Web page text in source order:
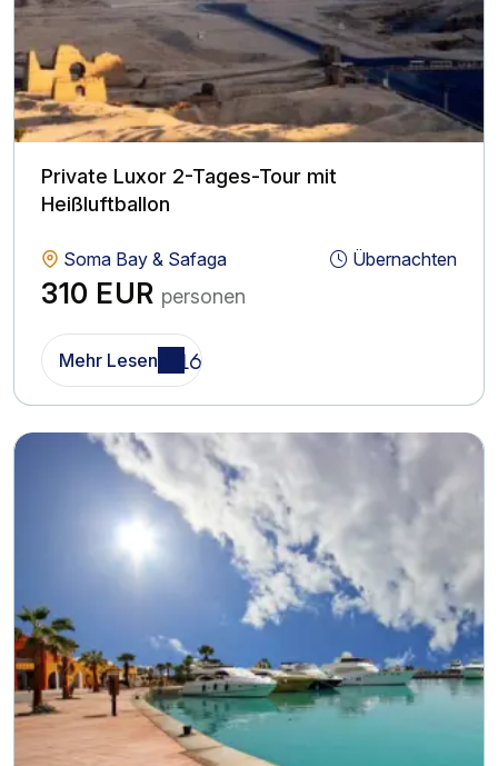
Private Luxor 2-Tages-Tour mit
Heißluftballon
Soma Bay & Safaga Übernachten
310 EUR personen
Mehr Lesen